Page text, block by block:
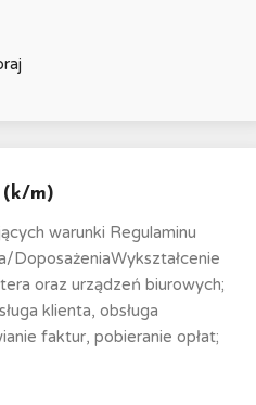
(k/m)
warunki Regulaminu
DoposażeniaWykształcenie
oraz urządzeń biurowych;
klienta, obsługa
faktur, pobieranie opłat;